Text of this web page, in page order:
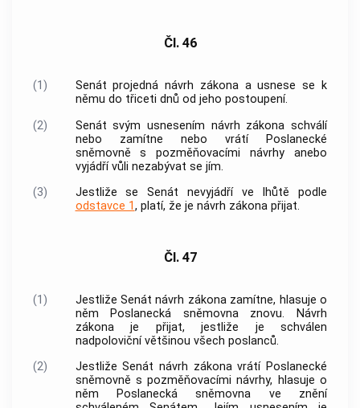
Čl. 46
(1)
Senát projedná návrh zákona a usnese se k
němu do třiceti dnů od jeho postoupení.
(2)
Senát svým usnesením návrh zákona schválí
nebo zamítne nebo vrátí Poslanecké
sněmovně s pozměňovacími návrhy anebo
vyjádří vůli nezabývat se jím.
(3)
Jestliže se Senát nevyjádří ve lhůtě podle
odstavce 1, platí, že je návrh zákona přijat.
Čl. 47
(1)
Jestliže Senát návrh zákona zamítne, hlasuje o
něm Poslanecká sněmovna znovu. Návrh
zákona je přijat, jestliže je schválen
nadpoloviční většinou všech poslanců.
(2)
Jestliže Senát návrh zákona vrátí Poslanecké
sněmovně s pozměňovacími návrhy, hlasuje o
něm Poslanecká sněmovna ve znění